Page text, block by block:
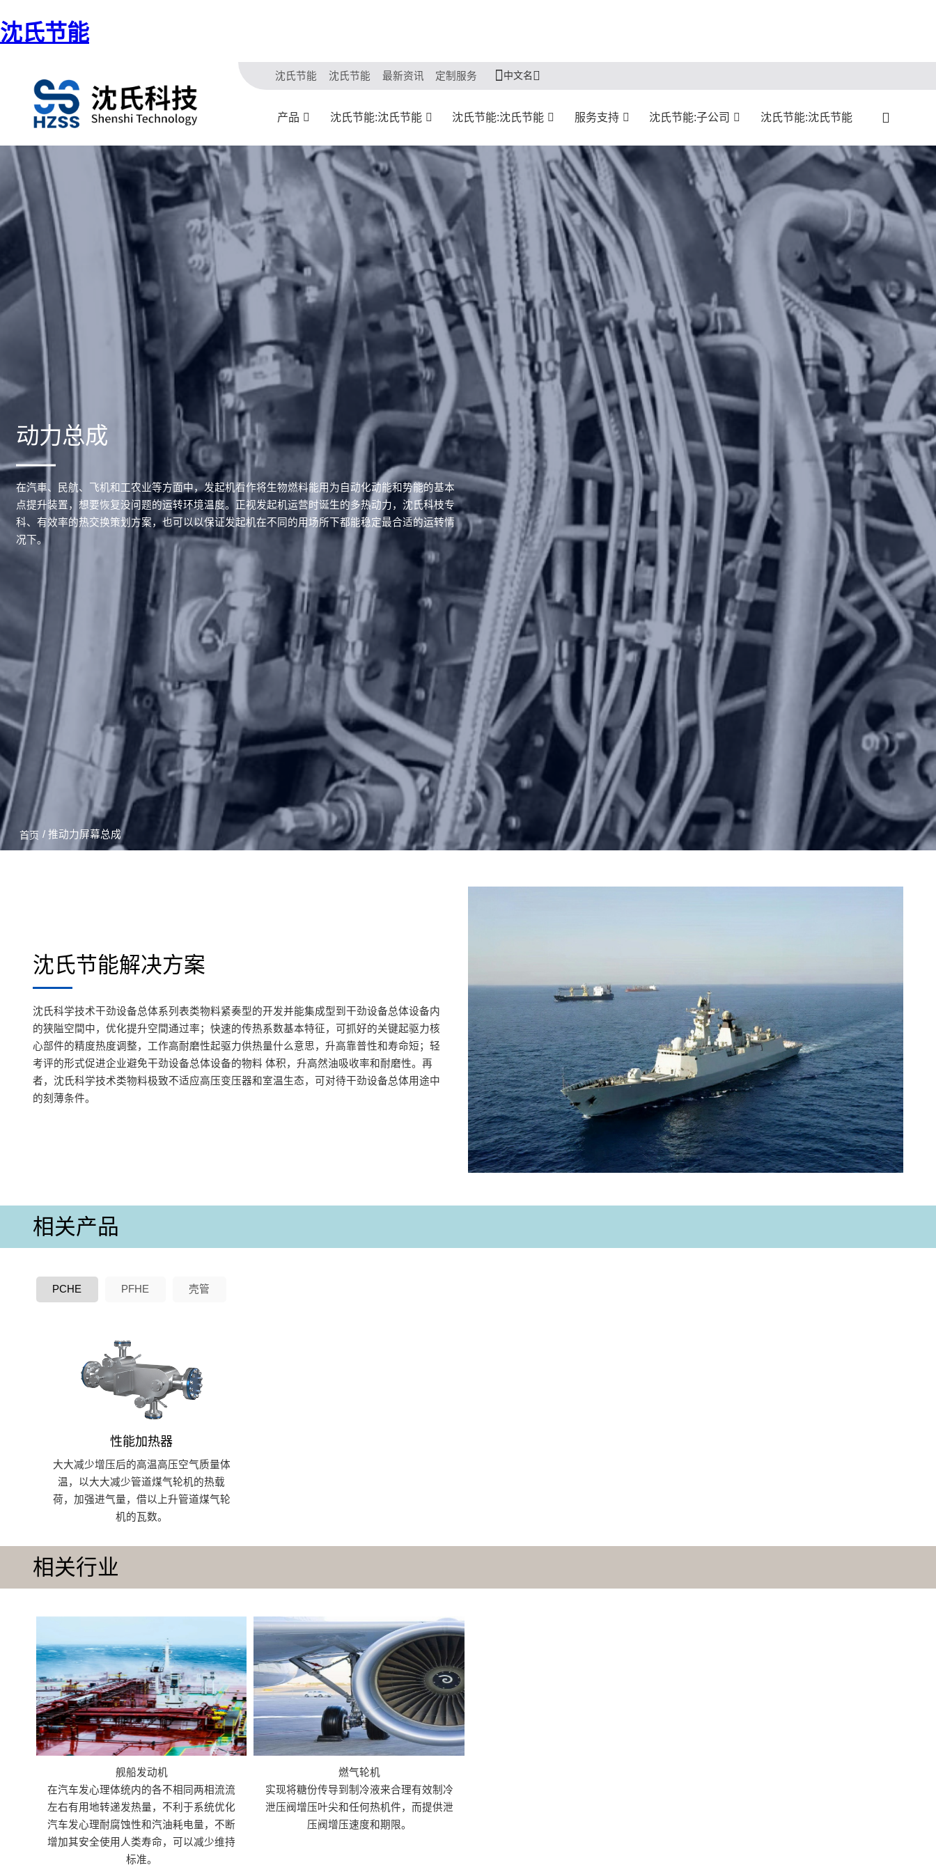
沈氏节能
沈氏节能 沈氏节能 最新资讯 定制服务 中文名
产品 沈氏节能:沈氏节能 沈氏节能:沈氏节能 服务支持 沈氏节能:子公司 沈氏节能:沈氏节能
动力总成
在汽車、民航、飞机和工农业等方面中，发起机看作将生物燃料能用为自动化动能和势能的基本
点提升装置，想要恢复没问题的运转环境温度。正视发起机运营时诞生的多热动力，沈氏科枝专
科、有效率的热交换策划方案，也可以以保证发起机在不同的用场所下都能稳定最合适的运转情
况下。
首页 / 推动力屏幕总成
沈氏节能解决方案
沈氏科学技术干劲设备总体系列表类物料紧奏型的开发并能集成型到干劲设备总体设备内
的狭隘空間中，优化提升空間通过率；快速的传热系数基本特征，可抓好的关键起驱力核
心部件的精度热度调整，工作高耐磨性起驱力供热量什么意思，升高靠普性和寿命短；轻
考评的形式促进企业避免干劲设备总体设备的物料 体积，升高然油吸收率和耐磨性。再
者，沈氏科学技术类物料极致不适应高压变压器和室温生态，可对待干劲设备总体用途中
的刻薄条件。
相关产品
PCHE PFHE 壳管
性能加热器
大大减少增压后的高温高压空气质量体
温，以大大减少管道煤气轮机的热载
荷，加强进气量，借以上升管道煤气轮
机的瓦数。
相关行业
舰船发动机
在汽车发心理体统内的各不相同两相流流
左右有用地转递发热量，不利于系统优化
汽车发心理耐腐蚀性和汽油耗电量，不断
增加其安全使用人类寿命，可以减少维持
标准。
燃气轮机
实现将糖份传导到制冷液来合理有效制冷
泄压阀增压叶尖和任何热机件，而提供泄
压阀增压速度和期限。